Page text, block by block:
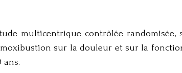
multicentrique contrôlée
sur la douleur et sur la
ans.